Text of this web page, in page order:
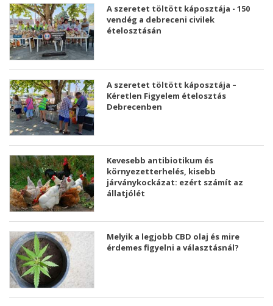
A szeretet töltött káposztája - 150
vendég a debreceni civilek
ételosztásán
A szeretet töltött káposztája –
Kéretlen Figyelem ételosztás
Debrecenben
Kevesebb antibiotikum és
környezetterhelés, kisebb
járványkockázat: ezért számít az
állatjólét
Melyik a legjobb CBD olaj és mire
érdemes figyelni a választásnál?